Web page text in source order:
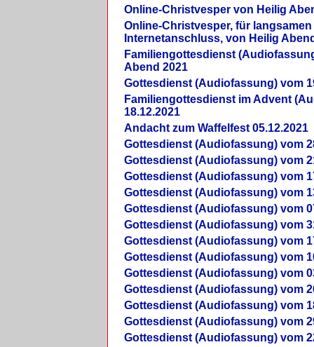
Online-Christvesper von Heilig
Online-Christvesper, für langsamen
Internetanschluss, von Heilig
Familiengottesdienst
Abend 2021
Gottesdienst (Audiofassung) vom
Familiengottesdienst im Advent
18.12.2021
Andacht zum Waffelfest 05.12.2021
Gottesdienst (Audiofassung) vom
Gottesdienst (Audiofassung) vom
Gottesdienst (Audiofassung) vom
Gottesdienst (Audiofassung) vom
Gottesdienst (Audiofassung) vom
Gottesdienst (Audiofassung) vom
Gottesdienst (Audiofassung) vom
Gottesdienst (Audiofassung) vom
Gottesdienst (Audiofassung) vom
Gottesdienst (Audiofassung) vom
Gottesdienst (Audiofassung) vom
Gottesdienst (Audiofassung) vom
Gottesdienst (Audiofassung) vom